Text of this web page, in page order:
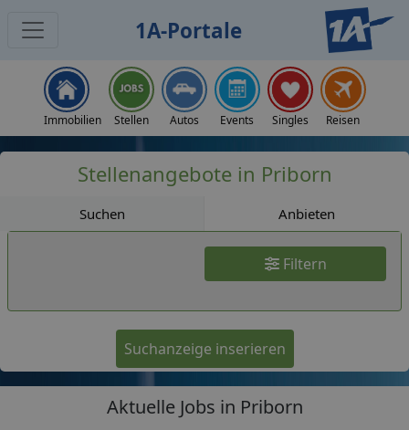
1A-Portale
Immobilien Stellen Autos Events Singles Reisen
Stellenangebote in Priborn
Suchen Anbieten
Filtern
Suchanzeige inserieren
Aktuelle Jobs in Priborn